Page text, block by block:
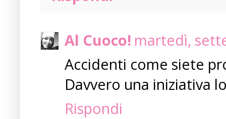
Al Cuoco! martedì,
Accidenti come siete
Davvero una iniziativa
Rispondi